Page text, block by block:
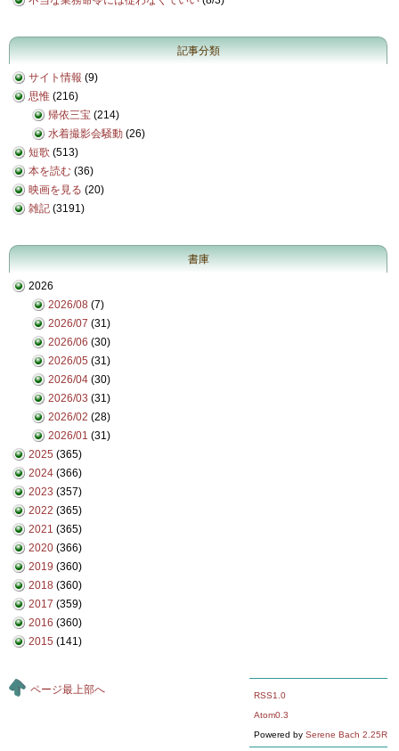
記事分類
サイト情報 (9)
思惟 (216)
帰依三宝 (214)
水着撮影会騒動 (26)
短歌 (513)
本を読む (36)
映画を見る (20)
雑記 (3191)
書庫
2026
2026/08 (7)
2026/07 (31)
2026/06 (30)
2026/05 (31)
2026/04 (30)
2026/03 (31)
2026/02 (28)
2026/01 (31)
2025 (365)
2024 (366)
2023 (357)
2022 (365)
2021 (365)
2020 (366)
2019 (360)
2018 (360)
2017 (359)
2016 (360)
2015 (141)
RSS1.0
Atom0.3
Powered by Serene Bach 2.25R
ページ最上部へ